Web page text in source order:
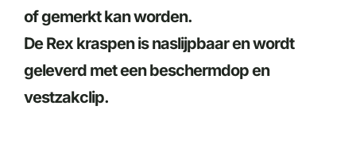
of gemerkt kan worden.
De Rex kraspen is naslijpbaar en wordt
geleverd met een beschermdop en
vestzakclip.